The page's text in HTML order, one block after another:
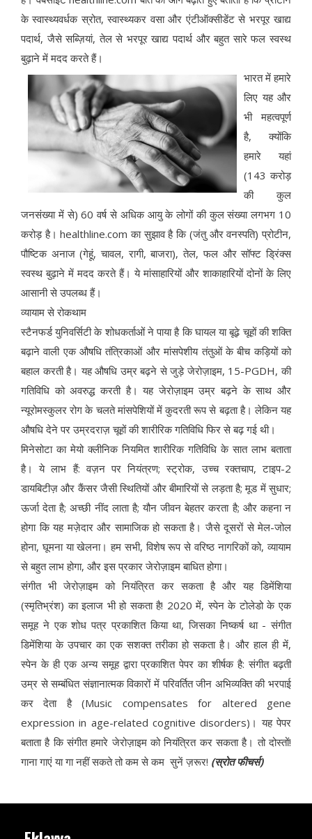
के स्वास्थ्यवर्धक स्रोत, स्वास्थ्यकर वसा और एंटीऑक्सीडेंट से भरपूर खाद्य
पदार्थ, जैसे सब्ज़ियां, तेल से भरपूर खाद्य पदार्थ और बहुत सारे फल स्वस्थ
बुढ़ाने में मदद करते हैं।
भारत में हमारे
लिए यह और
भी महत्वपूर्ण
है, क्योंकि
हमारे यहां
(143 करोड़
की कुल
जनसंख्या में से) 60 वर्ष से अधिक आयु के लोगों की कुल संख्या लगभग 10
करोड़ है। healthline.com का सुझाव है कि (जंतु और वनस्पति) प्रोटीन,
पौष्टिक अनाज (गेहूं, चावल, रागी, बाजरा), तेल, फल और सॉफ्ट ड्रिंक्स
स्वस्थ बुढ़ाने में मदद करते हैं। ये मांसाहारियों और शाकाहारियों दोनों के लिए
आसानी से उपलब्ध हैं।
व्यायाम से रोकथाम
स्टैनफर्ड युनिवर्सिटी के शोधकर्ताओं ने पाया है कि घायल या बूढ़े चूहों की शक्ति
बढ़ाने वाली एक औषधि तंत्रिकाओं और मांसपेशीय तंतुओं के बीच कड़ियों को
बहाल करती है। यह औषधि उम्र बढ़ने से जुड़े जेरोज़ाइम, 15-PGDH, की
गतिविधि को अवरुद्ध करती है। यह जेरोज़ाइम उम्र बढ़ने के साथ और
न्यूरोमस्कुलर रोग के चलते मांसपेशियों में कुदरती रूप से बढ़ता है। लेकिन यह
औषधि देने पर उम्रदराज़ चूहों की शारीरिक गतिविधि फिर से बढ़ गई थी।
मिनेसोटा का मेयो क्लीनिक नियमित शारीरिक गतिविधि के सात लाभ बताता
है। ये लाभ हैं: वज़न पर नियंत्रण; स्ट्रोक, उच्च रक्तचाप, टाइप-2
डायबिटीज़ और कैंसर जैसी स्थितियों और बीमारियों से लड़ता है; मूड में सुधार;
ऊर्जा देता है; अच्छी नींद लाता है; यौन जीवन बेहतर करता है; और कहना न
होगा कि यह मज़ेदार और सामाजिक हो सकता है। जैसे दूसरों से मेल-जोल
होना, घूमना या खेलना। हम सभी, विशेष रूप से वरिष्ठ नागरिकों को, व्यायाम
से बहुत लाभ होगा, और इस प्रकार जेरोज़ाइम बाधित होगा।
संगीत भी जेरोज़ाइम को नियंत्रित कर सकता है और यह डिमेंशिया
(स्मृतिभ्रंश) का इलाज भी हो सकता है! 2020 में, स्पेन के टोलेडो के एक
समूह ने एक शोध पत्र प्रकाशित किया था, जिसका निष्कर्ष था - संगीत
डिमेंशिया के उपचार का एक सशक्त तरीका हो सकता है। और हाल ही में,
स्पेन के ही एक अन्य समूह द्वारा प्रकाशित पेपर का शीर्षक है: संगीत बढ़ती
उम्र से सम्बंधित संज्ञानात्मक विकारों में परिवर्तित जीन अभिव्यक्ति की भरपाई
कर देता है (Music compensates for altered gene
expression in age-related cognitive disorders)। यह पेपर
बताता है कि संगीत हमारे जेरोज़ाइम को नियंत्रित कर सकता है। तो दोस्तों!
गाना गाएं या गा नहीं सकते तो कम से कम सुनें ज़रूर! (स्रोत फीचर्स)